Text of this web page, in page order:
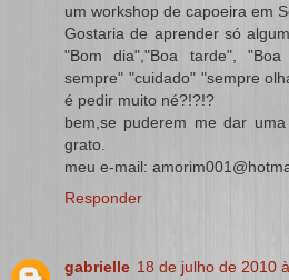
um workshop de capoeira em
Gostaria de aprender só
"Bom dia","Boa tarde", "Boa
sempre" "cuidado" "sempre
é pedir muito né?!?!?
bem,se puderem me dar
grato.
meu e-mail:
Responder
gabrielle 18 de julho de 2010